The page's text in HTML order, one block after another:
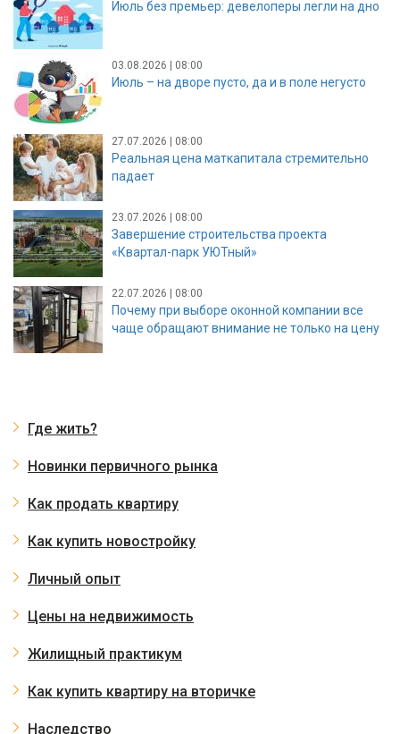
Июль без премьер: девелоперы легли на дно
03.08.2026 | 08:00
Июль – на дворе пусто, да и в поле негусто
27.07.2026 | 08:00
Реальная цена маткапитала стремительно
падает
23.07.2026 | 08:00
Завершение строительства проекта
«Квартал-парк УЮТный»
22.07.2026 | 08:00
Почему при выборе оконной компании все
чаще обращают внимание не только на цену
Где жить?
Новинки первичного рынка
Как продать квартиру
Как купить новостройку
Личный опыт
Цены на недвижимость
Жилищный практикум
Как купить квартиру на вторичке
Наследство